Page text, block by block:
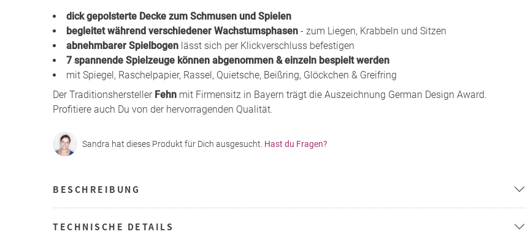
dick gepolsterte Decke zum Schmusen und Spielen
begleitet während verschiedener Wachstumsphasen - zum Liegen, Krabbeln und Sitzen
abnehmbarer Spielbogen lässt sich per Klickverschluss befestigen
7 spannende Spielzeuge können abgenommen & einzeln bespielt werden
mit Spiegel, Raschelpapier, Rassel, Quietsche, Beißring, Glöckchen & Greifring
Der Traditionshersteller Fehn mit Firmensitz in Bayern trägt die Auszeichnung German Design Award.
Profitiere auch Du von der hervorragenden Qualität.
Sandra hat dieses Produkt für Dich ausgesucht. Hast du Fragen?
BESCHREIBUNG
TECHNISCHE DETAILS